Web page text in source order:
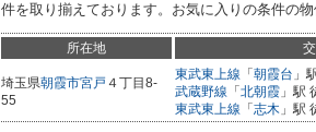
件を取り揃えております。お気に入りの条件の
所在地
埼玉県朝霞市宮戸４丁目8-
55
東武東上線 「 朝霞台 」
武蔵野線 「 北朝霞 」駅
東武東上線 「 志木 」駅